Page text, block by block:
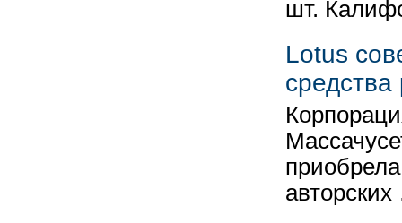
шт.
Lotus
средства